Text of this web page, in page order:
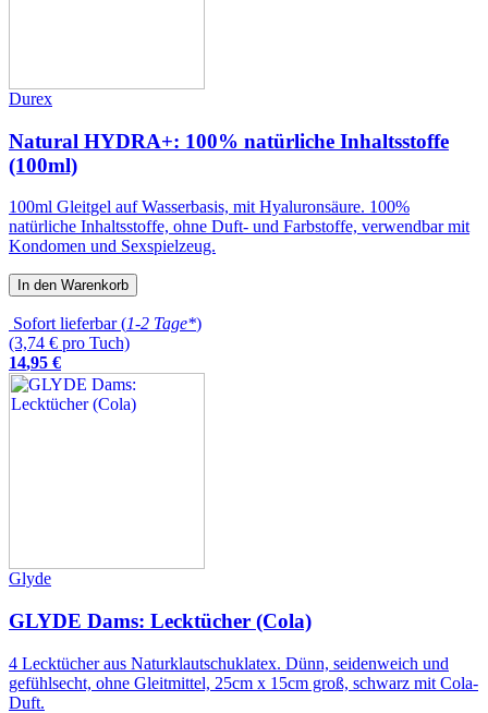
Durex
Natural HYDRA+: 100% natürliche Inhaltsstoffe
(100ml)
100ml Gleitgel auf Wasserbasis, mit Hyaluronsäure. 100%
natürliche Inhaltsstoffe, ohne Duft- und Farbstoffe, verwendbar mit
Kondomen und Sexspielzeug.
In den Warenkorb
Sofort lieferbar (1-2 Tage*)
(3,74 € pro Tuch)
14,95 €
Glyde
GLYDE Dams: Lecktücher (Cola)
4 Lecktücher aus Naturklautschuklatex. Dünn, seidenweich und
gefühlsecht, ohne Gleitmittel, 25cm x 15cm groß, schwarz mit Cola-
Duft.